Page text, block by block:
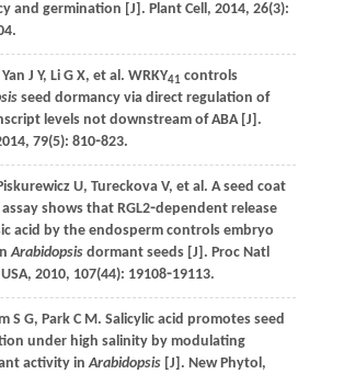
and germination [J]. Plant Cell, 2014, 26(3):
Yan J Y, Li G X, et al. WRKY41 controls
seed dormancy via direct regulation of
levels not downstream of ABA [J].
, 79(5): 810⁃823.
U, Tureckova V, et al. A seed coat
shows that RGL2⁃dependent release
acid by the endosperm controls embryo
Arabidopsisdormant seeds [J]. Proc Natl
, 2010, 107(44): 19108⁃19113.
S G, Park C M. Salicylic acid promotes seed
under high salinity by modulating
activity inArabidopsis[J]. New Phytol,